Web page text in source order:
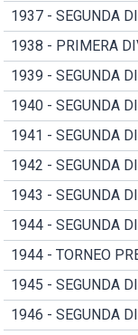
1937 - SEGUNDA
1938 - PRIMERA
1939 - SEGUNDA
1940 - SEGUNDA
1941 - SEGUNDA
1942 - SEGUNDA
1943 - SEGUNDA
1944 - SEGUNDA
1944 - TORNEO
1945 - SEGUNDA
1946 - SEGUNDA